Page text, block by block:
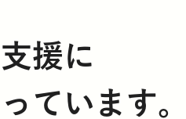
援に
ています。